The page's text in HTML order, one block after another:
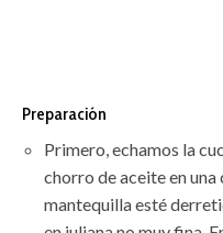
Preparación
Primero, echamos la
chorro de aceite en una
mantequilla esté